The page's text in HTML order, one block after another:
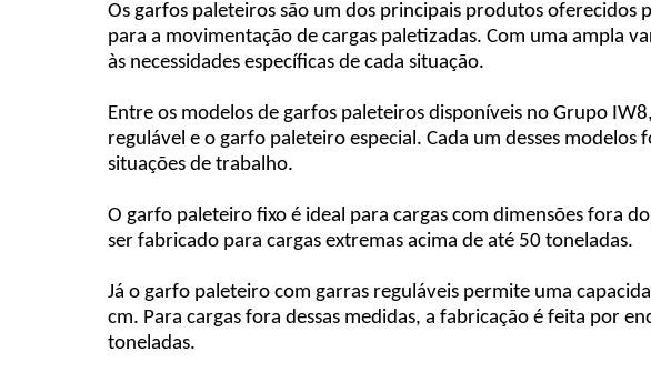
Os garfos paleteiros são um dos principais produtos
para a movimentação de cargas paletizadas. Com uma ampla
às necessidades específicas de cada situação.
Entre os modelos de garfos paleteiros disponíveis no Grupo
regulável e o garfo paleteiro especial. Cada um desses
situações de trabalho.
O garfo paleteiro fixo é ideal para cargas com dimensões fora
ser fabricado para cargas extremas acima de até 50 toneladas.
Já o garfo paleteiro com garras reguláveis permite uma
cm. Para cargas fora dessas medidas, a fabricação é feita por
toneladas.